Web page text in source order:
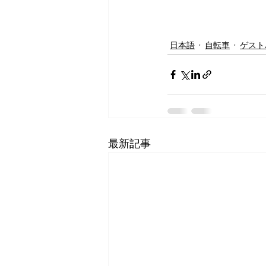
日本語 自転車 ゲス
最新記事